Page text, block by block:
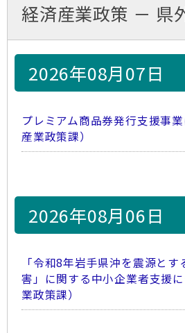
経済産業政策 － 県
2026年08月07日
プレミアム商品券発行支援事
産業政策課）
2026年08月06日
「令和8年岩手県沖を震源と
害」に関する中小企業者支援
業政策課）